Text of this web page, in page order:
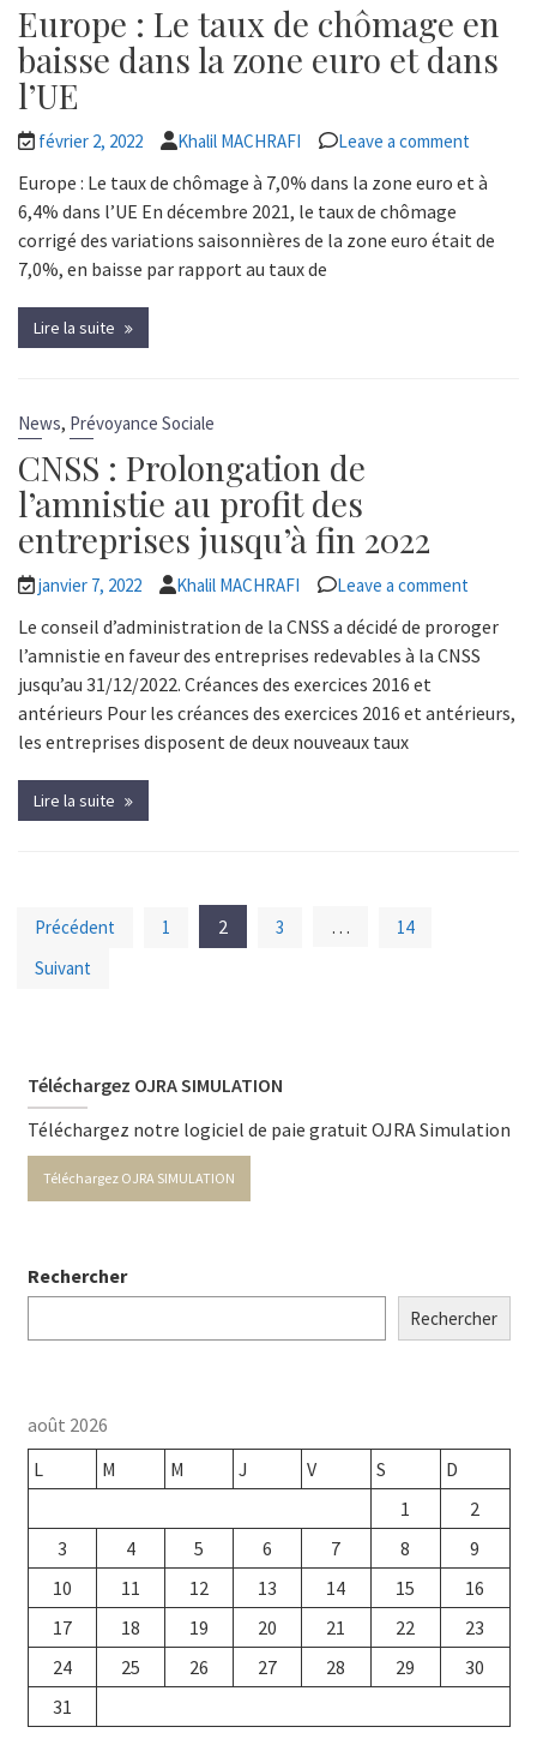
Europe : Le taux de chômage en
baisse dans la zone euro et dans
l’UE
février 2, 2022 Khalil MACHRAFI Leave a comment
Europe : Le taux de chômage à 7,0% dans la zone euro et à
6,4% dans l’UE En décembre 2021, le taux de chômage
corrigé des variations saisonnières de la zone euro était de
7,0%, en baisse par rapport au taux de
Lire la suite
News, Prévoyance Sociale
CNSS : Prolongation de
l’amnistie au profit des
entreprises jusqu’à fin 2022
janvier 7, 2022 Khalil MACHRAFI Leave a comment
Le conseil d’administration de la CNSS a décidé de proroger
l’amnistie en faveur des entreprises redevables à la CNSS
jusqu’au 31/12/2022. Créances des exercices 2016 et
antérieurs Pour les créances des exercices 2016 et antérieurs,
les entreprises disposent de deux nouveaux taux
Lire la suite
Navigation
des
Précédent 1 2 3 …
14
Suivant
Téléchargez OJRA SIMULATION
Téléchargez notre logiciel de paie gratuit OJRA Simulation
Téléchargez OJRA SIMULATION
Rechercher
Rechercher
août 2026
L
M M J V S
D
1
2
3
4 5 6 7 8
9
10
11 12 13 14 15
16
17
18 19 20 21 22
23
24
25 26 27 28 29
30
31